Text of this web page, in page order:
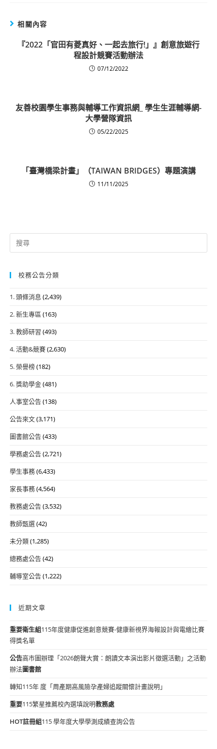
相關內容
『2022「官田有菱真好、一起去旅行!」』創意旅遊行
程設計競賽活動辦法
07/12/2022
友善校園學生事務與輔導工作資訊網_ 學生生涯輔導網-
大學營隊資訊
05/22/2025
「臺灣橋梁計畫」（TAIWAN BRIDGES）專題演講
11/11/2025
Search
for:
校務公告分類
1. 頭條消息 (2,439)
2. 新生專區 (163)
3. 教師研習 (493)
4. 活動&競賽(2,630)
5. 榮譽榜(182)
6. 獎助學金(481)
人事室公告(138)
公告來文(3,171)
圖書館公告(433)
學務處公告(2,721)
學生事務(6,433)
家長事務(4,564)
教務處公告(3,532)
教師甄選(42)
未分類(1,285)
總務處公告(42)
輔導室公告(1,222)
近期文章
重要衛生組115年度健康促進創意競賽-健康新視界海報設計與電繪比賽
得獎名單
公告高市圖辦理「2026朗聲大賞：朗讀文本演出影片徵選活動」之活動
辦法圖書館
轉知115年 度「周產期高風險孕產婦追蹤關懷計畫說明」
重要115繁星推薦校內選填說明教務處
HOT註冊組115 學年度大學學測成績查詢公告